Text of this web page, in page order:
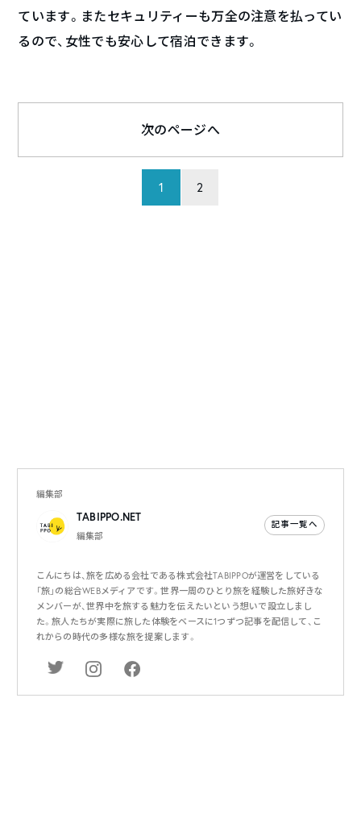
ています。またセキュリティーも万全の注意を払ってい
るので、女性でも安心して宿泊できます。
1 2
次のページへ
編集部
TABIPPO.NET
編集部
記事一覧へ
こんにちは、旅を広める会社である株式会社TABIPPOが運営をしている
「旅」の総合WEBメディアです。世界一周のひとり旅を経験した旅好きな
メンバーが、世界中を旅する魅力を伝えたいという想いで設立しまし
た。旅人たちが実際に旅した体験をベースに1つずつ記事を配信して、こ
れからの時代の多様な旅を提案します。